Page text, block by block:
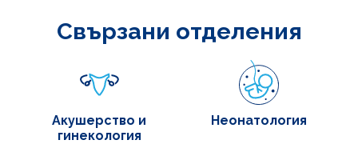
Свързани отделения
Акушерство и
гинекология
Неонатология